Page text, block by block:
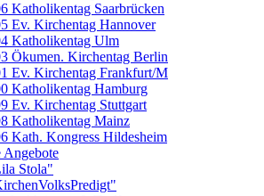
Katholikentag Saarbrücken
Ev. Kirchentag Hannover
Katholikentag Ulm
Ökumen. Kirchentag Berlin
Ev. Kirchentag Frankfurt/M
Katholikentag Hamburg
Ev. Kirchentag Stuttgart
Katholikentag Mainz
Kath. Kongress Hildesheim
Angebote
Stola"